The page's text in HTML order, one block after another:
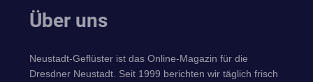
Über uns
Neustadt-Geflüster ist das Online-Magazin für die
Dresdner Neustadt. Seit 1999 berichten wir täglich frisch